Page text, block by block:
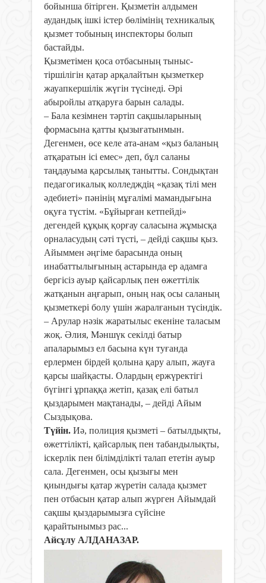
бойынша бітірген. Қызметін алдымен
аудандық ішкі істер бөлімінің техникалық
қызмет тобының инспекторы болып
бастайды.
Қызметімен қоса отбасының тыныс-
тіршілігін қатар арқалайтын қызметкер
жауапкершілік жүгін түсінеді. Әрі
абыройлы атқаруға барын салады.
– Бала кезімнен тәртіп сақшыларының
формасына қатты қызығатынмын.
Дегенмен, өсе келе ата-анам «қыз баланың
атқаратын ісі емес» деп, бұл саланы
таңдауыма қарсылық танытты. Сондықтан
педагогикалық колледждің «қазақ тілі мен
әдебиеті» пәнінің мұғалімі мамандығына
оқуға түстім. «Бұйырған кетпейді»
дегендей құқық қорғау саласына жұмысқа
орналасудың сәті түсті, – дейді сақшы қыз.
Айыммен әңгіме барасында оның
инабаттылығының астарында ер адамға
бергісіз ауыр қайсарлық пен өжеттілік
жатқанын аңғарып, оның нақ осы саланың
қызметкері болу үшін жаралғанын түсіндік.
– Арулар нәзік жаратылыс екеніне таласым
жоқ. Әлия, Мәншүк секілді батыр
апаларымыз ел басына күн туғанда
ерлермен бірдей қолына қару алып, жауға
қарсы шайқасты. Олардың ержүректігі
бүгінгі ұрпаққа жетіп, қазақ елі батыл
қыздарымен мақтанады, – дейді Айым
Сыздықова.
Түйін. Иә, полиция қызметі – батылдықты,
өжеттілікті, қайсарлық пен табандылықты,
іскерлік пен білімділікті талап ететін ауыр
сала. Дегенмен, осы қызығы мен
қиындығы қатар жүретін салада қызмет
пен отбасын қатар алып жүрген Айымдай
сақшы қыздарымызға сүйсіне
қарайтынымыз рас...
Айсұлу АЛДАНАЗАР.